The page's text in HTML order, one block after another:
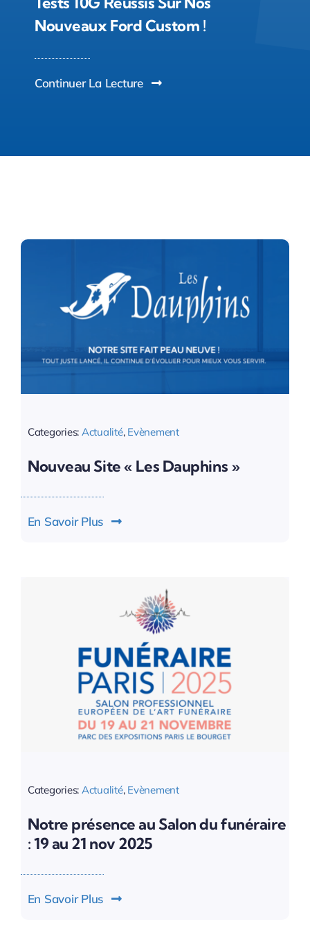
Nouveaux Ford Custom !
Continuer La Lecture
Categories: Actualité, Evènement
Nouveau Site « Les Dauphins »
En Savoir Plus
Categories: Actualité, Evènement
Notre présence au Salon du funéraire
: 19 au 21 nov 2025
En Savoir Plus